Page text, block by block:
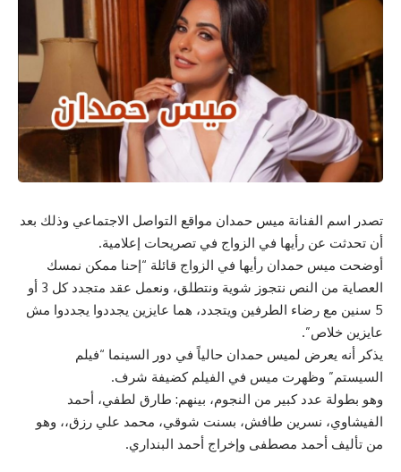
تصدر اسم الفنانة ميس حمدان مواقع التواصل الاجتماعي وذلك بعد
أن تحدثت عن رأيها في الزواج في تصريحات إعلامية.
أوضحت ميس حمدان رأيها في الزواج قائلة “إحنا ممكن نمسك
العصاية من النص نتجوز شوية ونتطلق، ونعمل عقد متجدد كل 3 أو
5 سنين مع رضاء الطرفين ويتجدد، هما عايزين يجددوا يجددوا مش
عايزين خلاص”.
يذكر أنه يعرض لميس حمدان حالياً في دور السينما “فيلم
السيستم” وظهرت ميس في الفيلم كضيفة شرف.
وهو بطولة عدد كبير من النجوم، بينهم: طارق لطفي، أحمد
الفيشاوي، نسرين طافش، بسنت شوقي، محمد علي رزق،، وهو
من تأليف أحمد مصطفى وإخراج أحمد البنداري.